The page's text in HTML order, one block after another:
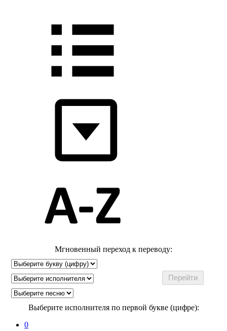
Мгновенный переход к переводу:
Выберите исполнителя по первой букве (цифре):
0